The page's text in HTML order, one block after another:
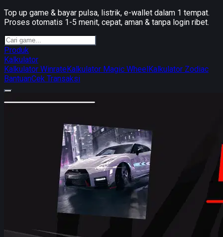
Top up game & bayar pulsa, listrik, e-wallet dalam 1 tempat.
Proses otomatis 1-5 menit, cepat, aman & tanpa login ribet.
Produk
Kalkulator
Kalkulator WinrateKalkulator Magic WheelKalkulator Zodiac
BantuanCek Transaksi